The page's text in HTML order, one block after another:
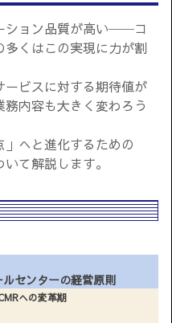
ション品質が高い──コ
くはこの実現に力が割
ービスに対する期待値が
内容も大きく変わろう
へと進化するための
て解説します。
センターの経営原則
への変革期